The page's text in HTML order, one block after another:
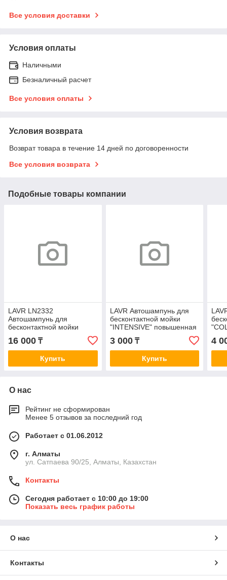
Все условия доставки
Условия оплаты
Наличными
Безналичный расчет
Все условия оплаты
Условия возврата
Возврат товара в течение 14 дней по договоренности
Все условия возврата
Подобные товары компании
LAVR LN2332
Автошампунь для
бесконтактной мойки
"COLOR" розовая пена
7.6 (1:70-100) 5л
16 000 ₸
Купить
LAVR Автошампунь для
бесконтактной мойки
"INTENSIVE" повышенная
пенность (1:40-1:60) 1,1 кг
3 000₸
Купить
4
О нас
Рейтинг не сформирован
Менее 5 отзывов за последний год
Работает с 01.06.2012
г. Алматы
ул. Сатпаева 90/25, Алматы, Казахстан
Контакты
Сегодня работает с 10:00 до 19:00
Показать весь график работы
О нас
Контакты